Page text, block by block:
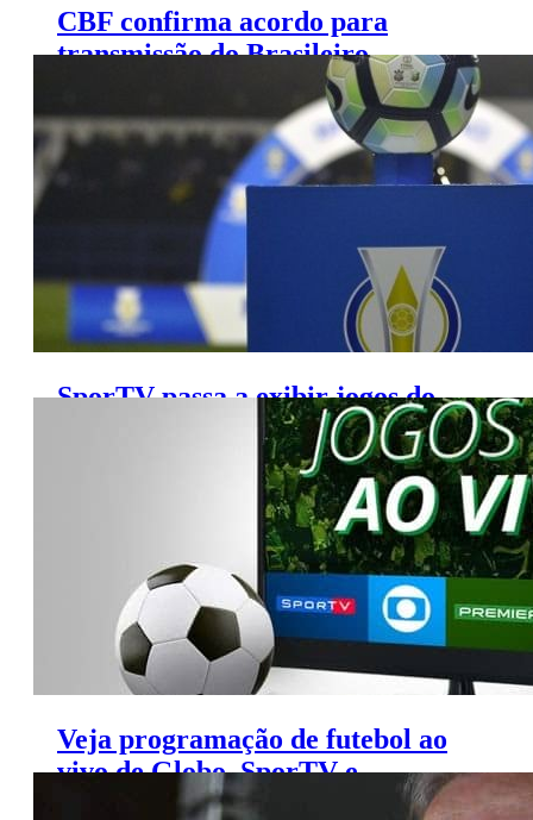
CBF confirma acordo para
transmissão do Brasileiro
Feminino pelo SporTV
SporTV passa a exibir jogos do
Campeonato Brasileiro Feminino
Veja programação de futebol ao
vivo de Globo, SporTV e
Premiere (7 a 10 de agosto)